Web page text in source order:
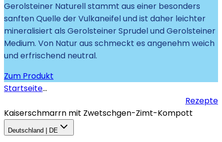
Gerolsteiner Naturell stammt aus einer besonders
sanften Quelle der Vulkaneifel und ist daher leichter
mineralisiert als Gerolsteiner Sprudel und Gerolsteiner
Medium. Von Natur aus schmeckt es angenehm weich
und erfrischend neutral.
Zum Produkt
Startseite...
Rezepte
Kaiserschmarrn mit Zwetschgen-Zimt-Kompott
Deutschland | DE